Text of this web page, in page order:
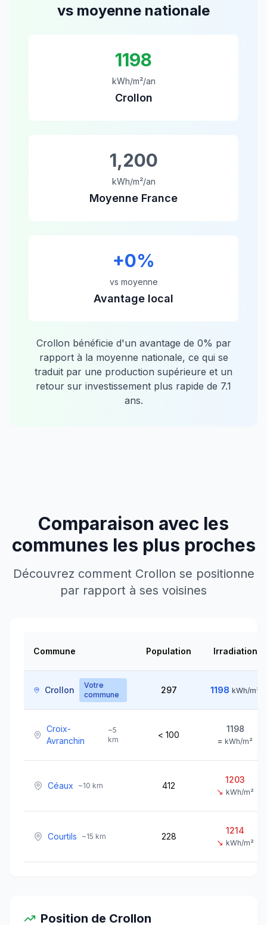
vs moyenne nationale
1198
kWh/m²/an
Crollon
1,200
kWh/m²/an
Moyenne France
+0%
vs moyenne
Avantage local
Crollon bénéficie d'un avantage de 0% par
rapport à la moyenne nationale, ce qui se
traduit par une production supérieure et un
retour sur investissement plus rapide de 7.1
ans.
Comparaison avec les
communes les plus proches
Découvrez comment Crollon se positionne
par rapport à ses voisines
Commune Population Irradiation
Crollon
Votre
commune
297 1198 kWh/m²
Croix-
Avranchin
~5
km
< 100
1198
= kWh/m²
Céaux ~10 km 412
1203
↘ kWh/m²
Courtils ~15 km 228
1214
↘ kWh/m²
Position de Crollon